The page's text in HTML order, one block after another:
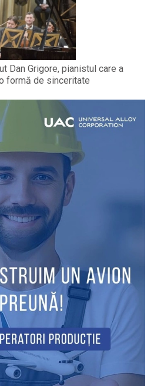
Dan Grigore, pianistul care a
formă de sinceritate